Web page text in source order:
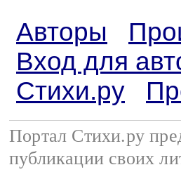
Авторы
Вход для
Стихи.ру
Портал Стихи.ру
публикации своих